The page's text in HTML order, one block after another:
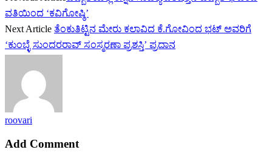
ವತಿಯಿಂದ ‘ಕವಿಗೋಷ್ಠಿ’
Next Article ತೆಂಕುತಿಟ್ಟಿನ ಮೇರು ಕಲಾವಿದ ಕೆ.ಗೋವಿಂದ ಭಟ್ ಅವರಿಗೆ
‘ಕುಂಬ್ಳೆ ಸುಂದರರಾವ್ ಸಂಸ್ಮರಣಾ ಪ್ರಶಸ್ತಿ’ ಪ್ರದಾನ
roovari
Add Comment